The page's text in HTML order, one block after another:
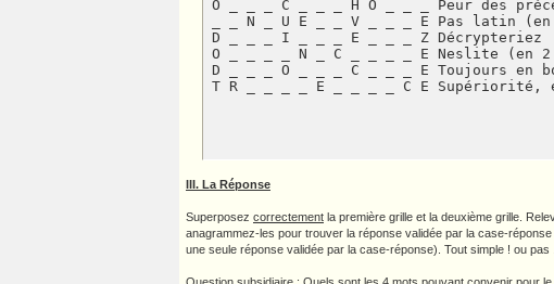
O _ _ _ C _ _ _ H O _ _ _ Peur des
_ _ N _ U E _ _ V _ _ _ E Pas latin (en
D _ _ _ I _ _ _ E _ _ _ Z Décrypteriez
O _ _ _ _ N _ C _ _ _ _ E Neslite (en 2
D _ _ _ O _ _ _ C _ _ _ E Toujours en
T R _ _ _ _ E _ _ _ _ C E Supériorité,
III. La Réponse
Superposez correctement la première grille et la deuxième grille.
anagrammez-les pour trouver la réponse validée par la case-
une seule réponse validée par la case-réponse). Tout simple ! ou pas